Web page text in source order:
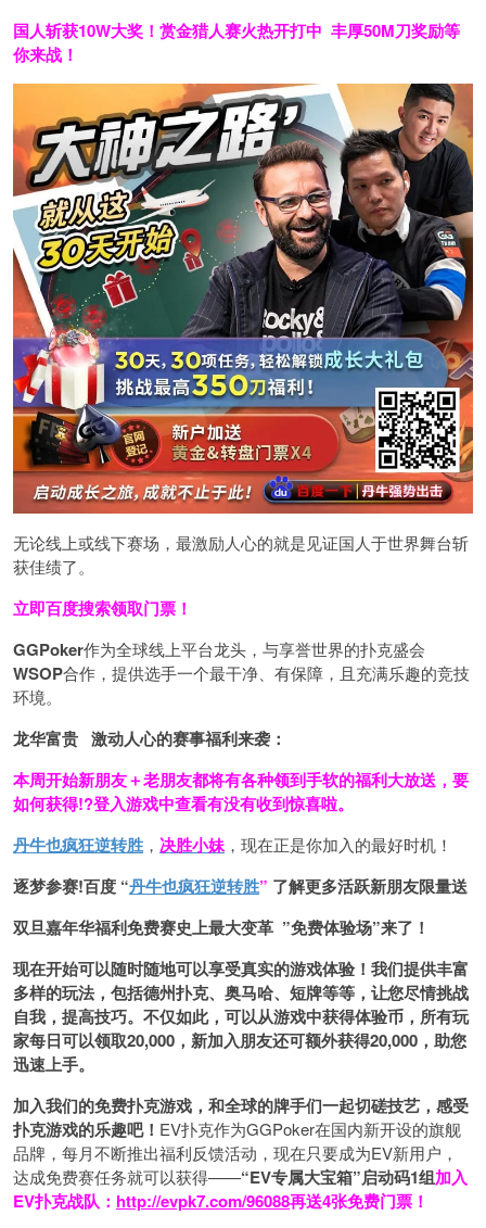
国人斩获10W大奖！ 赏金猎人赛火热开打中 丰厚50M刀奖励等
你来战！
无论线上或线下赛场，最激励人心的就是见证国人于世界舞台斩
获佳绩了。
立即百度搜索领取门票！
GGPoker作为全球线上平台龙头，与享誉世界的扑克盛会
WSOP合作，提供选手一个最干净、有保障，且充满乐趣的竞技
环境。
龙华富贵 激动人心的赛事福利来袭：
本周开始新朋友＋老朋友都将有各种领到手软的福利大放送，要
如何获得!?登入游戏中查看有没有收到惊喜啦。
丹牛也疯狂逆转胜 ， 决胜小妹 ，现在正是你加入的最好时机！
逐梦参赛!百度 “丹牛也疯狂逆转胜” 了解更多活跃新朋友限量送
双旦嘉年华福利免费赛史上最大变革 ”免费体验场”来了！
现在开始可以随时随地可以享受真实的游戏体验！我们提供丰富
多样的玩法，包括德州扑克、奥马哈、短牌等等，让您尽情挑战
自我，提高技巧。不仅如此， 可以从游戏中获得体验币，所有玩
家每日可以领取20,000，新加入朋友还可额外获得20,000，助您
迅速上手。
加入我们的免费扑克游戏，和全球的牌手们一起切磋技艺，感受
扑克游戏的乐趣吧！ EV扑克作为GGPoker在国内新开设的旗舰
品牌，每月不断推出福利反馈活动，现在只要成为EV新用户，
达成免费赛任务就可以获得——“EV专属大宝箱”启动码1组加入
EV扑克战队： http://evpk7.com/96088再送4张免费门票！